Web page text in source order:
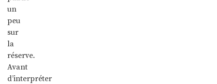
un
peu
sur
la
réserve.
Avant
d’interpréter